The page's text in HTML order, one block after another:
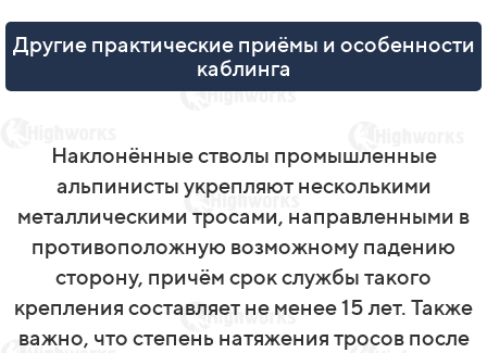
Другие практические приёмы и особенности
каблинга
Наклонённые стволы промышленные
альпинисты укрепляют несколькими
металлическими тросами, направленными в
противоположную возможному падению
сторону, причём срок службы такого
крепления составляет не менее 15 лет. Также
важно, что степень натяжения тросов после